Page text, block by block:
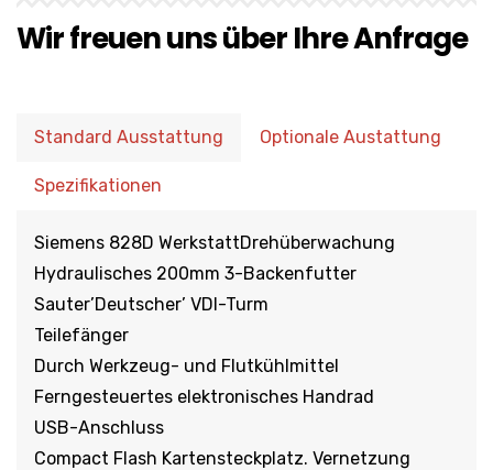
Wir freuen uns über Ihre Anfrage
Standard Ausstattung Optionale Austattung
Spezifikationen
Siemens 828D WerkstattDrehüberwachung
Hydraulisches 200mm 3-Backenfutter
Sauter’Deutscher’ VDI-Turm
Teilefänger
Durch Werkzeug- und Flutkühlmittel
Ferngesteuertes elektronisches Handrad
USB-Anschluss
Compact Flash Kartensteckplatz. Vernetzung